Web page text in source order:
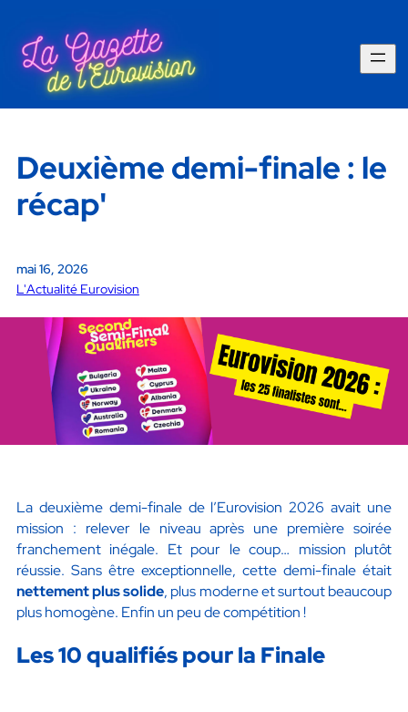
Deuxième demi-finale : le
récap'
mai 16, 2026
L'Actualité Eurovision
La deuxième demi-finale de l’Eurovision 2026 avait une
mission : relever le niveau après une première soirée
franchement inégale. Et pour le coup… mission plutôt
réussie. Sans être exceptionnelle, cette demi-finale était
nettement plus solide, plus moderne et surtout beaucoup
plus homogène. Enfin un peu de compétition !
Les 10 qualifiés pour la Finale